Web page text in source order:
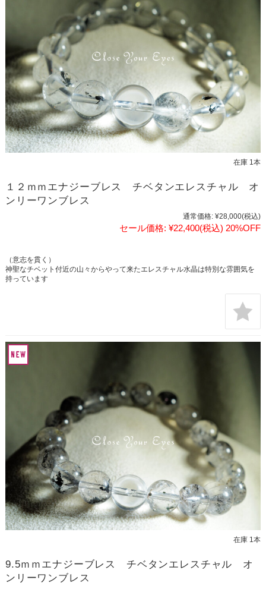
在庫 1本
１２ｍｍエナジーブレス チベタンエレスチャル オ
ンリーワンブレス
通常価格: ¥28,000(税込)
セール価格: ¥22,400(税込) 20%OFF
（意志を貫く）
神聖なチベット付近の山々からやって来たエレスチャル水晶は特別な雰囲気を
持っています
在庫 1本
9.5ｍｍエナジーブレス チベタンエレスチャル オ
ンリーワンブレス